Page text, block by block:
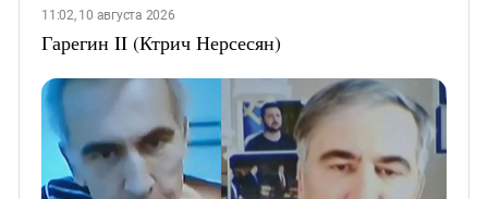
11:02, 10 августа 2026
Гарегин II (Ктрич Нерсесян)